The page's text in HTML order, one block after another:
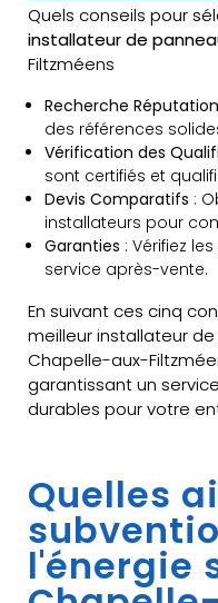
Quels conseils pour
installateur de
Filtzméens
Recherche Réputation
des références
Vérification des
sont certifiés et
Devis Comparatifs :
installateurs pour
Garanties : Vérifiez
service après-vente.
En suivant ces cinq
meilleur installateur
Chapelle-aux-
garantissant un
durables pour votre
Quelles
l'énergie